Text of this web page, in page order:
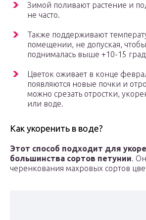
Зимой поливают растение и
не часто.
Также поддерживают
помещении, не допуская,
поднималась выше +10-15
Цветок оживает в конце
появляются новые почки и
можно срезать отростки,
или воде.
Как укоренить в воде?
Этот способ подходит для
большинства сортов петунии.
черенкования махровых сортов